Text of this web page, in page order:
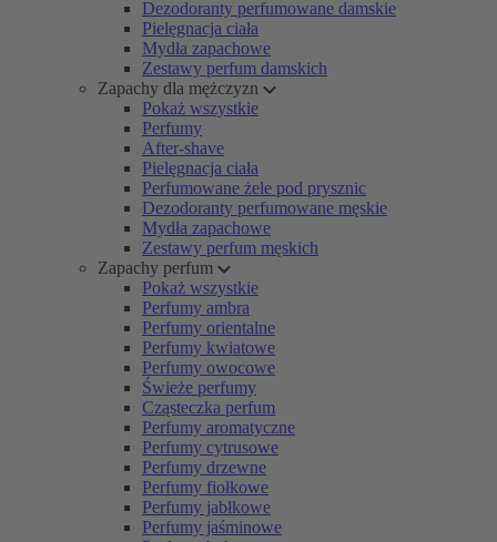
Dezodoranty perfumowane damskie
Pielęgnacja ciała
Mydła zapachowe
Zestawy perfum damskich
Zapachy dla mężczyzn
Pokaż wszystkie
Perfumy
After-shave
Pielęgnacja ciała
Perfumowane żele pod prysznic
Dezodoranty perfumowane męskie
Mydła zapachowe
Zestawy perfum męskich
Zapachy perfum
Pokaż wszystkie
Perfumy ambra
Perfumy orientalne
Perfumy kwiatowe
Perfumy owocowe
Świeże perfumy
Cząsteczka perfum
Perfumy aromatyczne
Perfumy cytrusowe
Perfumy drzewne
Perfumy fiołkowe
Perfumy jabłkowe
Perfumy jaśminowe